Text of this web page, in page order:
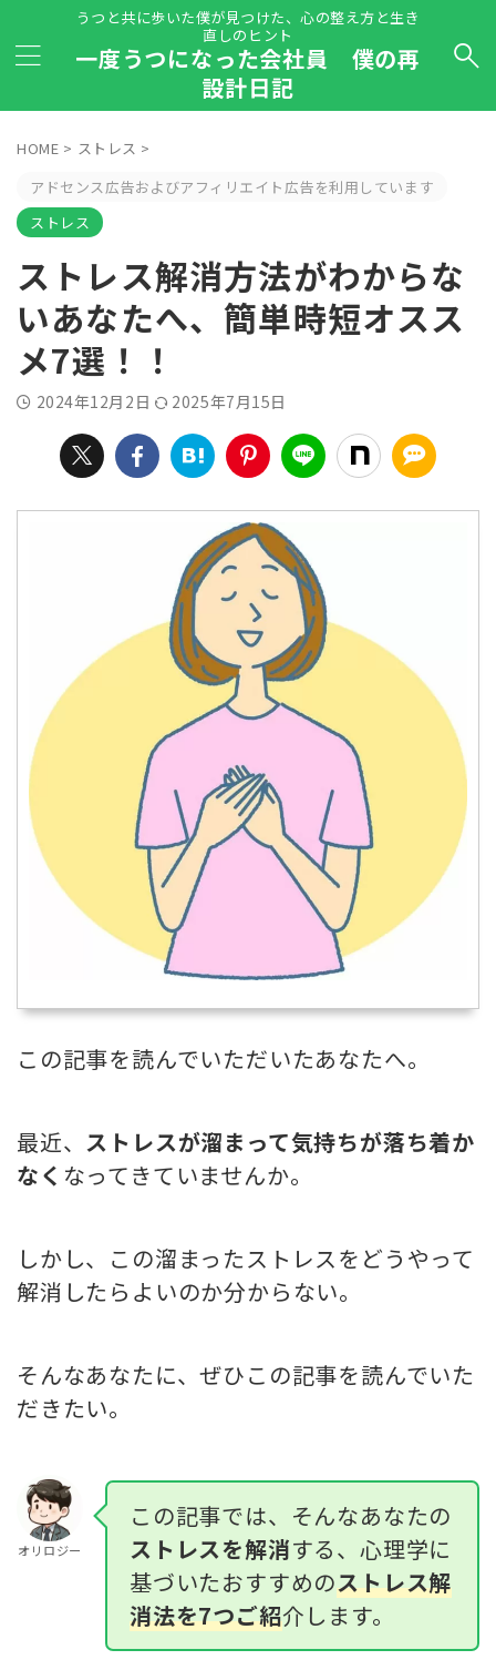
うつと共に歩いた僕が見つけた、心の整え方と生き
直しのヒント
一度うつになった会社員 僕の再
設計日記
HOME > ストレス >
アドセンス広告およびアフィリエイト広告を利用しています
ストレス
ストレス解消方法がわからな
いあなたへ、簡単時短オスス
メ7選！！
2024年12月2日 2025年7月15日
この記事を読んでいただいたあなたへ。
最近、 ストレスが溜まって気持ちが落ち着か
なく なってきていませんか。
しかし、この溜まったストレスをどうやって
解消したらよいのか分からない。
そんなあなたに、ぜひこの記事を読んでいた
だきたい。
オリロジー
この記事では、そんなあなたの
ストレスを解消する、心理学に
基づいたおすすめのストレス解
消法を7つご紹介します。